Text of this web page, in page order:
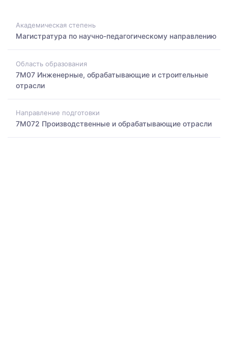
Академическая степень
Магистратура по научно-педагогическому направлению
Область образования
7M07 Инженерные, обрабатывающие и строительные
отрасли
Направление подготовки
7M072 Производственные и обрабатывающие отрасли